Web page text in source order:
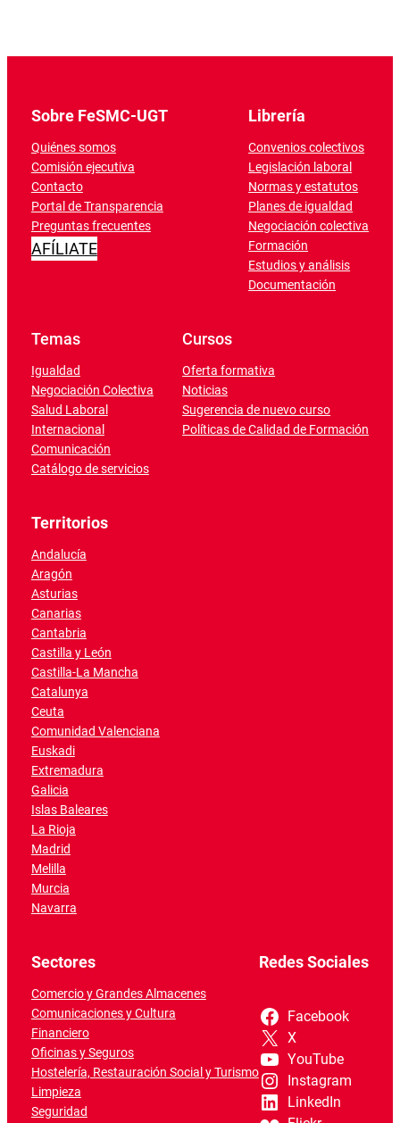
Sobre FeSMC-UGT
Quiénes somos
Comisión ejecutiva
Contacto
Portal de Transparencia
Preguntas frecuentes
AFÍLIATE
Librería
Convenios colectivos
Legislación laboral
Normas y estatutos
Planes de igualdad
Negociación colectiva
Formación
Estudios y análisis
Documentación
Temas
Igualdad
Negociación Colectiva
Salud Laboral
Internacional
Comunicación
Catálogo de servicios
Cursos
Oferta formativa
Noticias
Sugerencia de nuevo curso
Políticas de Calidad de Formación
Territorios
Andalucía
Aragón
Asturias
Canarias
Cantabria
Castilla y León
Castilla-La Mancha
Catalunya
Ceuta
Comunidad Valenciana
Euskadi
Extremadura
Galicia
Islas Baleares
La Rioja
Madrid
Melilla
Murcia
Navarra
Sectores
Comercio y Grandes Almacenes
Comunicaciones y Cultura
Financiero
Oficinas y Seguros
Hostelería, Restauración Social y Turismo
Limpieza
Seguridad
Redes Sociales
Facebook
X
YouTube
Instagram
LinkedIn